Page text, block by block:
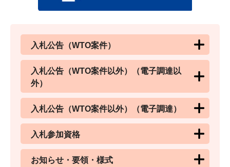
入札公告（WTO案件）
入札公告（WTO案件以外）（電子調達以
外）
入札公告（WTO案件以外）（電子調達）
入札参加資格
お知らせ・要領・様式